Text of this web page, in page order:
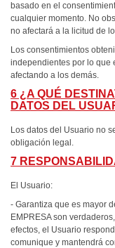
basado en el
cualquier momento. No
no afectará a la licitud de
Los consentimientos
independientes por lo que
afectando a los demás.
6 ¿A QUÉ
DATOS DEL
Los datos del Usuario no
obligación legal.
7
El Usuario:
- Garantiza que es mayor
EMPRESA son
efectos, el Usuario
comunique y mantendrá